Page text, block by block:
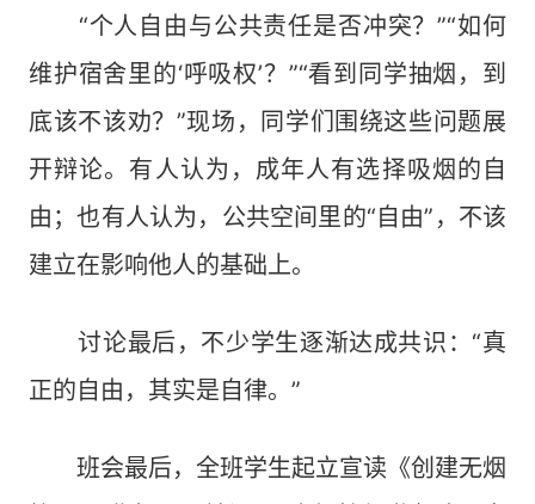
“个人自由与公共责任是否冲突？”“如何
维护宿舍里的‘呼吸权’？”“看到同学抽烟，到
底该不该劝？”现场，同学们围绕这些问题展
开辩论。有人认为，成年人有选择吸烟的自
由；也有人认为，公共空间里的“自由”，不该
建立在影响他人的基础上。
讨论最后，不少学生逐渐达成共识：“真
正的自由，其实是自律。”
班会最后，全班学生起立宣读《创建无烟